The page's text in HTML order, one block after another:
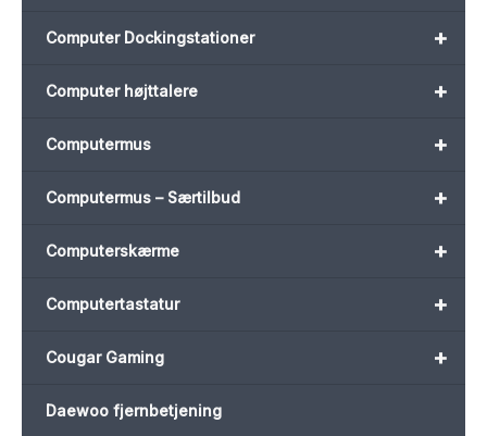
+
Computer Dockingstationer
+
Computer højttalere
+
Computermus
+
Computermus – Særtilbud
+
Computerskærme
+
Computertastatur
+
Cougar Gaming
Daewoo fjernbetjening